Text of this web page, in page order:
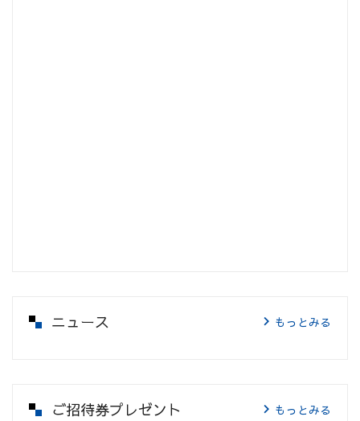
ニュース もっとみる
ご招待券プレゼント もっとみる